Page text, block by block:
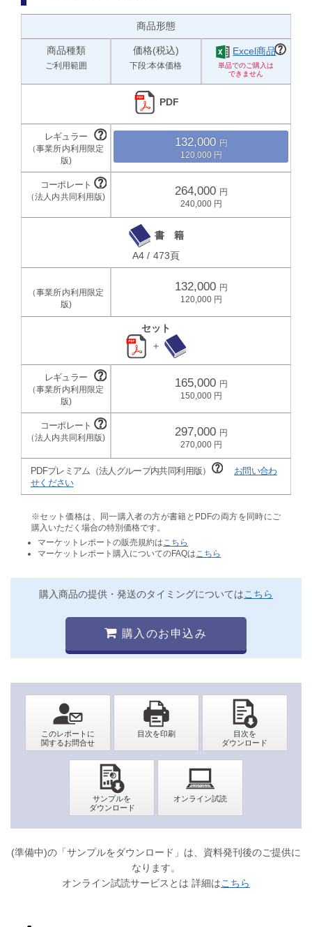
商品形態
商品種類
ご利用範囲
価格(税込)
下段:本体価格
Excel商品
PDF
132,000
120,000
264,000
240,000
書 籍
A4 / 473頁
132,000
120,000
セット
＋
165,000
150,000
297,000
270,000
PDFプレミアム（法人グループ内共同利用版）
お問い合わ
せください
※セット価格は、同一購入者の方が書籍とPDFの両方を同時にご
購入いただく場合の特別価格です。
マーケットレポートの販売規約は こちら
マーケットレポート購入についてのFAQは こちら
購入商品の提供・発送のタイミングについてはこちら
購入のお申込み
(準備中)の「サンプルをダウンロード」は、資料発刊後のご提供に
なります。
オンライン試読サービスとは 詳細はこちら